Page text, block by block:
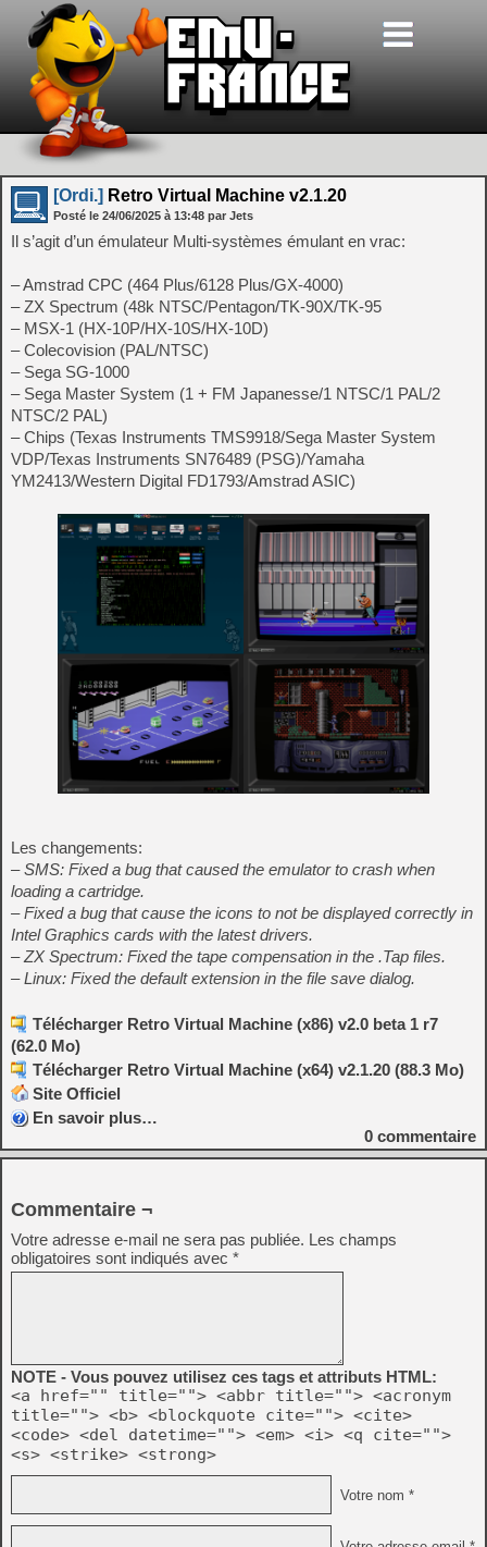
[Ordi.] Retro Virtual Machine v2.1.20
Posté le 24/06/2025 à 13:48 par Jets
Il s’agit d’un émulateur Multi-systèmes émulant en vrac:
– Amstrad CPC (464 Plus/6128 Plus/GX-4000)
– ZX Spectrum (48k NTSC/Pentagon/TK-90X/TK-95
– MSX-1 (HX-10P/HX-10S/HX-10D)
– Colecovision (PAL/NTSC)
– Sega SG-1000
– Sega Master System (1 + FM Japanesse/1 NTSC/1 PAL/2
NTSC/2 PAL)
– Chips (Texas Instruments TMS9918/Sega Master System
VDP/Texas Instruments SN76489 (PSG)/Yamaha
YM2413/Western Digital FD1793/Amstrad ASIC)
Les changements:
– SMS: Fixed a bug that caused the emulator to crash when
loading a cartridge.
– Fixed a bug that cause the icons to not be displayed correctly in
Intel Graphics cards with the latest drivers.
– ZX Spectrum: Fixed the tape compensation in the .Tap files.
– Linux: Fixed the default extension in the file save dialog.
Télécharger Retro Virtual Machine (x86) v2.0 beta 1 r7
(62.0 Mo)
Télécharger Retro Virtual Machine (x64) v2.1.20 (88.3 Mo)
Site Officiel
En savoir plus…
0 commentaire
Commentaire ¬
Votre adresse e-mail ne sera pas publiée. Les champs
obligatoires sont indiqués avec *
NOTE - Vous pouvez utilisez ces tags et attributs HTML:
<a href="" title=""> <abbr title=""> <acronym
title=""> <b> <blockquote cite=""> <cite>
<code> <del datetime=""> <em> <i> <q cite="">
<s> <strike> <strong>
Votre nom *